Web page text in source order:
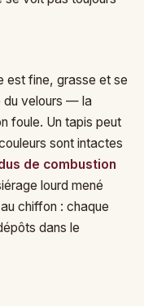
est fine, grasse et se
du velours — la
foule. Un tapis peut
sont intactes
de combustion
lourd mené
chiffon : chaque
dans le